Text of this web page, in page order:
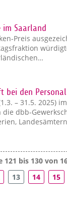
Saarland
Preis
bei den
– 31.5. 2025)
die dbb-
121 bis 130 von
13 14 15